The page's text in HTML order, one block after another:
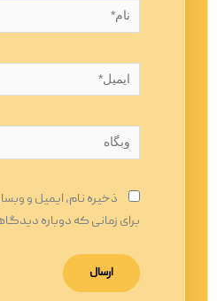
نام*
ایمیل*
وبگاه
ذخیره نام، ایمیل و
برای زمانی که دوباره